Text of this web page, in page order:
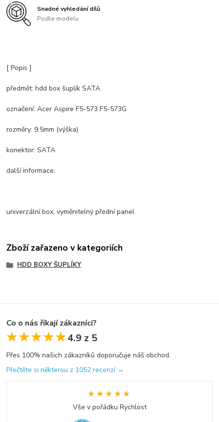
Snadné vyhledání dílů
Podle modelu
[ Popis ]
předmět: hdd box šuplík SATA
označení: Acer Aspire F5-573 F5-573G
rozměry: 9.5mm (výška)
konektor: SATA
další informace:
univerzální box, vyměnitelný přední panel
Zboží zařazeno v kategoriích
HDD BOXY ŠUPLÍKY
Co o nás říkají zákazníci?
★★★★★
★★★★★4.9 z 5
Přes 100% našich zákazníků doporučuje náš obchod.
Přečtěte si některou z 1052 recenzí →
★★★★★
★★★★★
Vše v pořádku Rychlost